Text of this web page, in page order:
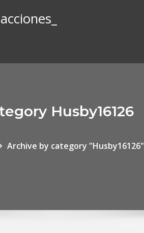
Husby16126
Archive by category "Husby16126"